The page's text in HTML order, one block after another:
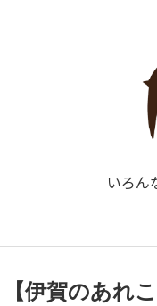
いろん
【伊賀のあ